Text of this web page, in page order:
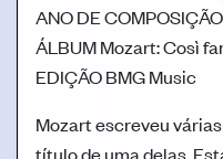
ANO DE COMPOSIÇÃO
ÁLBUMMozart: Così
EDIÇÃOBMG Music
Mozart escreveu
título de uma delas.